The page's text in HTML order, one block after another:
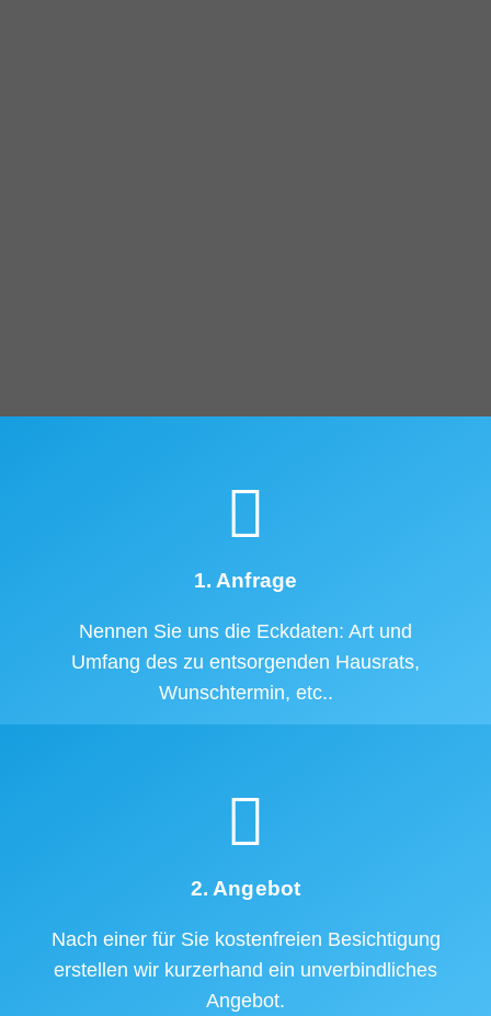
1. Anfrage
Nennen Sie uns die Eckdaten: Art und
Umfang des zu entsorgenden Hausrats,
Wunschtermin, etc..
2. Angebot
Nach einer für Sie kostenfreien Besichtigung
erstellen wir kurzerhand ein unverbindliches
Angebot.